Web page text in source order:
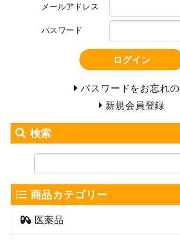
メールアドレス
パスワード
ログイン
パスワードをお忘れ
新規会員登録
検索
商品カテゴリー
医薬品